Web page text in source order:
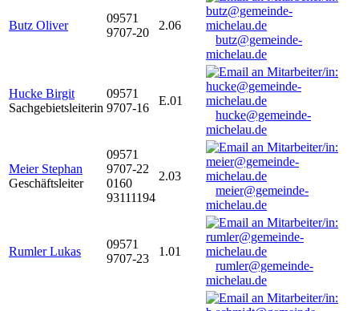
Butz Oliver
09571
9707-20
2.06
butz@gemeinde-
michelau.de
Hucke Birgit
Sachgebietsleiterin
09571
9707-16
E.01
hucke@gemeinde-
michelau.de
Meier Stephan
Geschäftsleiter
09571
9707-22
0160
93111194
2.03
meier@gemeinde-
michelau.de
Rumler Lukas
09571
9707-23
1.01
rumler@gemeinde-
michelau.de